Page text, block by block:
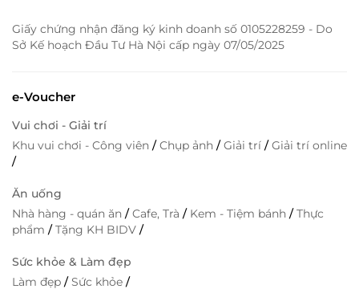
Giấy chứng nhận đăng ký kinh doanh số 0105228259 - Do
Sở Kế hoạch Đầu Tư Hà Nội cấp ngày 07/05/2025
e-Voucher
Vui chơi - Giải trí
Khu vui chơi - Công viên /Chụp ảnh /Giải trí /Giải trí online
/
Ăn uống
Nhà hàng - quán ăn /Cafe, Trà / Kem - Tiệm bánh /Thực
phẩm /Tặng KH BIDV /
Sức khỏe & Làm đẹp
Làm đẹp /Sức khỏe /